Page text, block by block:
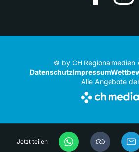
Jetzt teilen
© by CH Regionalmedien
DatenschutzImpressum
Alle Angebote der